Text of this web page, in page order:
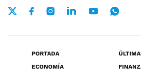
PORTADA
ECONOMÍA